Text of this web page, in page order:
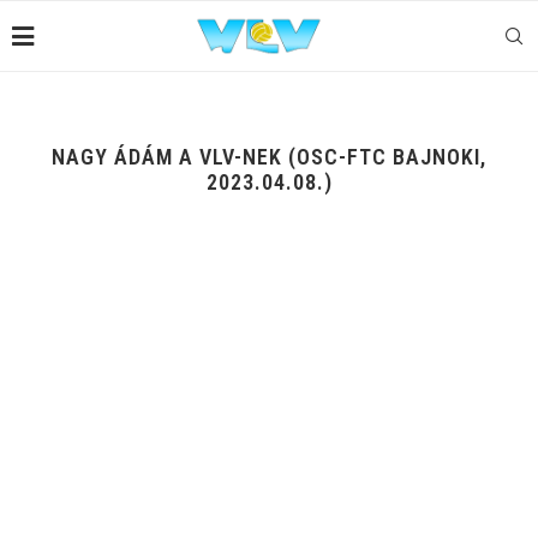
NAGY ÁDÁM A VLV-NEK (OSC-FTC BAJNOKI,
2023.04.08.)